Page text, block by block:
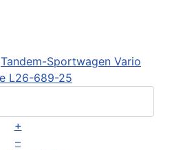
Tandem-Sportwagen Vario
L26-689-25
+
–